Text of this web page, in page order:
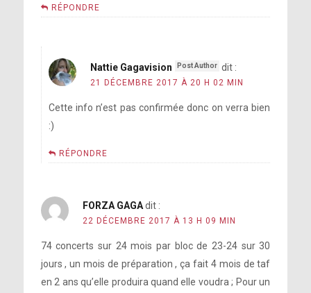
RÉPONDRE
Nattie Gagavision dit :
21 DÉCEMBRE 2017 À 20 H 02 MIN
Cette info n’est pas confirmée donc on verra bien
:)
RÉPONDRE
FORZA GAGA dit :
22 DÉCEMBRE 2017 À 13 H 09 MIN
74 concerts sur 24 mois par bloc de 23-24 sur 30
jours , un mois de préparation , ça fait 4 mois de taf
en 2 ans qu’elle produira quand elle voudra ; Pour un